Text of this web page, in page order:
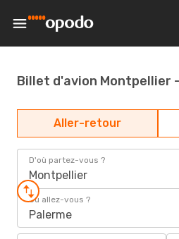
Billet d'avion Montpellier
Aller-retour
D'où partez-vous ?
Montpellier
Où allez-vous ?
Palerme